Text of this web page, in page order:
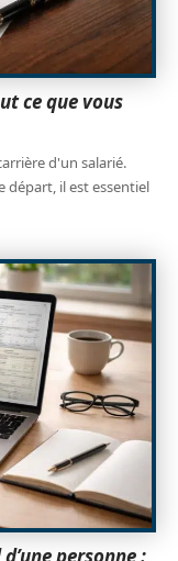
ce que vous
d'un salarié.
départ, il est essentiel
personne :